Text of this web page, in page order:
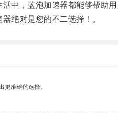
，蓝泡加速器都能够帮助用
绝对是您的不二选择！。
更准确的选择。